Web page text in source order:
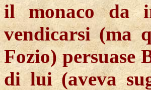
il monaco da
vendicarsi (ma
Fozio) persuase
di lui (aveva